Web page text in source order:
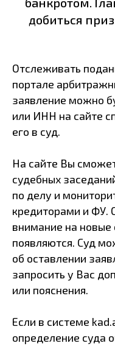
добиться
Отслеживать
портале
заявление можно
или ИНН на сайте
его в суд.
На сайте Вы
судебных
по делу и
кредиторами и ФУ.
внимание на новые
появляются. Суд
об оставлении
запросить у Вас
или пояснения.
Если в системе
определение суда